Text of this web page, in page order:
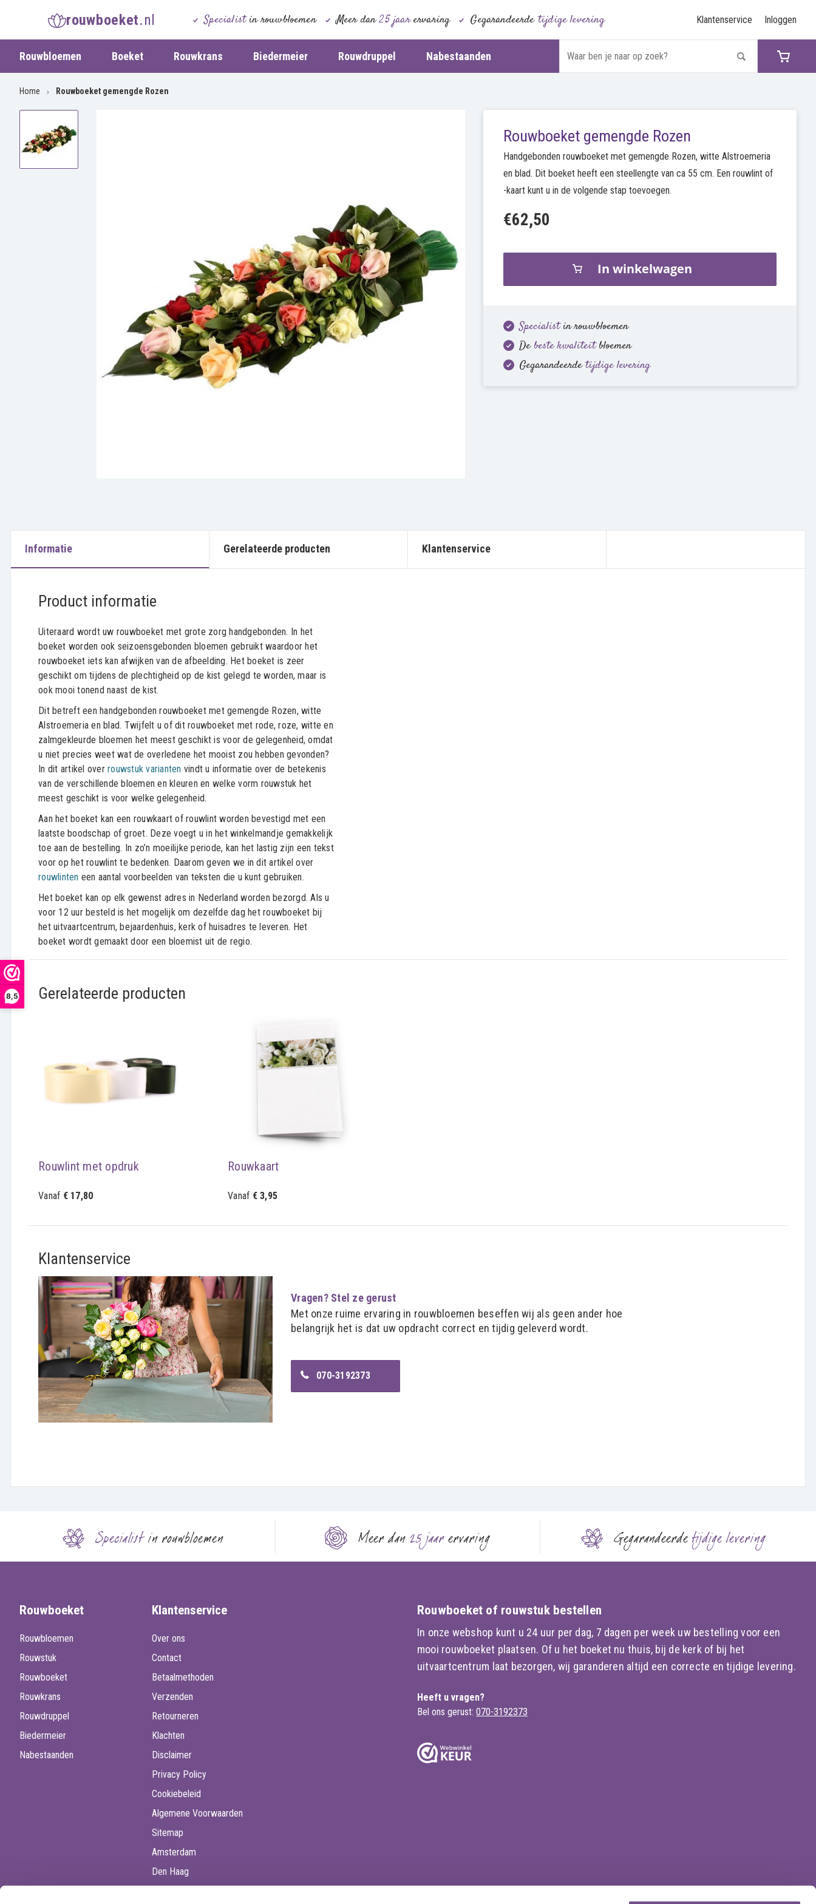
8,5
rouwboeket.nl Specialistin rouwbloemen Meer dan25 jaarervaring Gegarandeerdetijdige levering Inloggen
Klantenservice
Rouwbloemen Boeket Rouwkrans Biedermeier Rouwdruppel Nabestaanden
Home Rouwboeket gemengde Rozen
Rouwboeket gemengde Rozen
Handgebonden rouwboeket met gemengde Rozen, witte Alstroemeria
en blad. Dit boeket heeft een steellengte van ca 55 cm. Een rouwlint of
-kaart kunt u in de volgende stap toevoegen.
€62,50
In winkelwagen
Specialistin rouwbloemen
Debeste kwaliteitbloemen
Gegarandeerdetijdige levering
Informatie Gerelateerde producten Klantenservice
Product informatie
Uiteraard wordt uw rouwboeket met grote zorg handgebonden. In het
boeket worden ook seizoensgebonden bloemen gebruikt waardoor het
rouwboeket iets kan afwijken van de afbeelding. Het boeket is zeer
geschikt om tijdens de plechtigheid op de kist gelegd te worden, maar is
ook mooi tonend naast de kist.
Dit betreft een handgebonden rouwboeket met gemengde Rozen, witte
Alstroemeria en blad. Twijfelt u of dit rouwboeket met rode, roze, witte en
zalmgekleurde bloemen het meest geschikt is voor de gelegenheid, omdat
u niet precies weet wat de overledene het mooist zou hebben gevonden?
In dit artikel over rouwstuk varianten vindt u informatie over de betekenis
van de verschillende bloemen en kleuren en welke vorm rouwstuk het
meest geschikt is voor welke gelegenheid.
Aan het boeket kan een rouwkaart of rouwlint worden bevestigd met een
laatste boodschap of groet. Deze voegt u in het winkelmandje gemakkelijk
toe aan de bestelling. In zo’n moeilijke periode, kan het lastig zijn een tekst
voor op het rouwlint te bedenken. Daarom geven we in dit artikel over
rouwlinten een aantal voorbeelden van teksten die u kunt gebruiken.
Het boeket kan op elk gewenst adres in Nederland worden bezorgd. Als u
voor 12 uur besteld is het mogelijk om dezelfde dag het rouwboeket bij
het uitvaartcentrum, bejaardenhuis, kerk of huisadres te leveren. Het
boeket wordt gemaakt door een bloemist uit de regio.
Gerelateerde producten
Rouwlint met opdruk
Vanaf € 17,80
Rouwkaart
Vanaf € 3,95
Klantenservice
Vragen? Stel ze gerust
Met onze ruime ervaring in rouwbloemen beseffen wij als geen ander hoe
belangrijk het is dat uw opdracht correct en tijdig geleverd wordt.
070-3192373
Specialistin rouwbloemen Meer dan25 jaarervaring Gegarandeerdetijdige levering
Rouwboeket
Rouwbloemen
Rouwstuk
Rouwboeket
Rouwkrans
Rouwdruppel
Biedermeier
Nabestaanden
Klantenservice
Over ons
Contact
Betaalmethoden
Verzenden
Retourneren
Klachten
Disclaimer
Privacy Policy
Cookiebeleid
Algemene Voorwaarden
Sitemap
Amsterdam
Den Haag
Rouwboeket of rouwstuk bestellen
In onze webshop kunt u 24 uur per dag, 7 dagen per week uw bestelling voor een
mooi rouwboeket plaatsen. Of u het boeket nu thuis, bij de kerk of bij het
uitvaartcentrum laat bezorgen, wij garanderen altijd een correcte en tijdige levering.
Heeft u vragen?
Bel ons gerust: 070-3192373